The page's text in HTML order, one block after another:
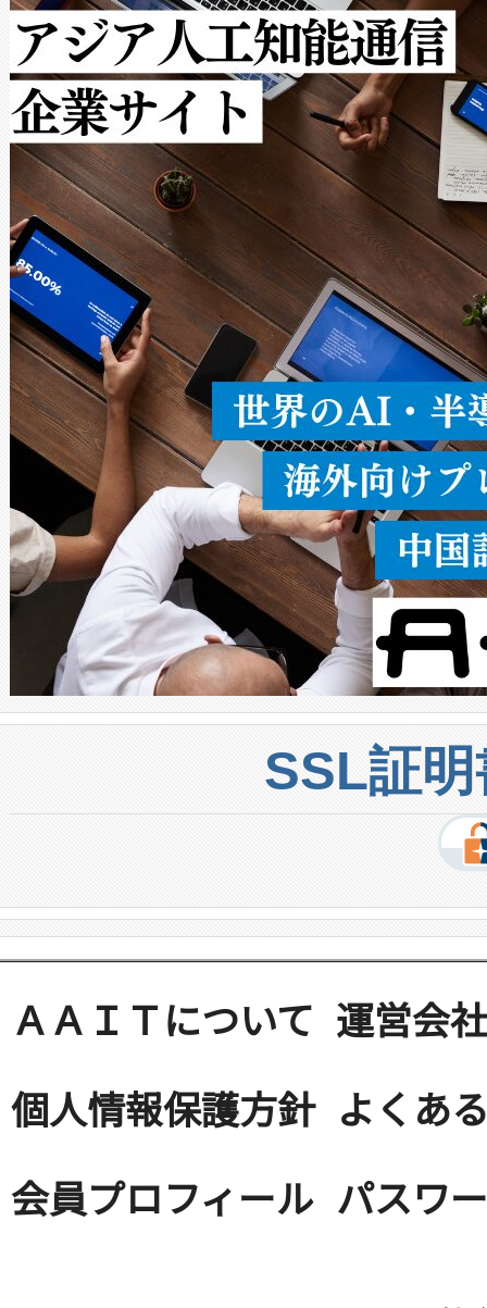
ルの変電所周囲を監視でき、
作業と点群処理を簡素化でき
Avia 2は、2種類のFOVオプシ
× 80°のノーマルモード、長
ードを切り替えて使用するこ
ることなく、単一のデバイス
うにします。遠距離まで届く
密度なスキャ
SSL証
ＡＡＩＴについて 運営会社
個人情報保護方針 よくあ
会員プロフィール パスワ